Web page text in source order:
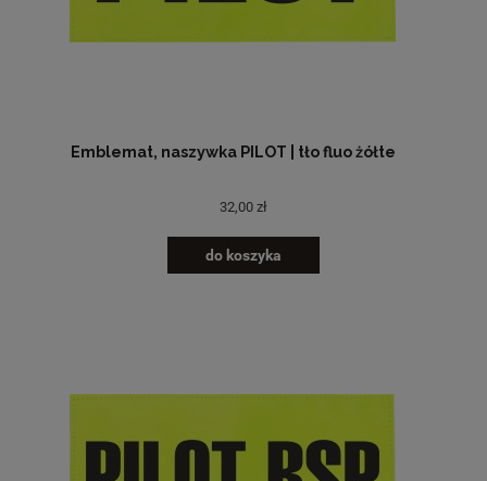
Emblemat, naszywka PILOT | tło fluo żółte
32,00 zł
do koszyka